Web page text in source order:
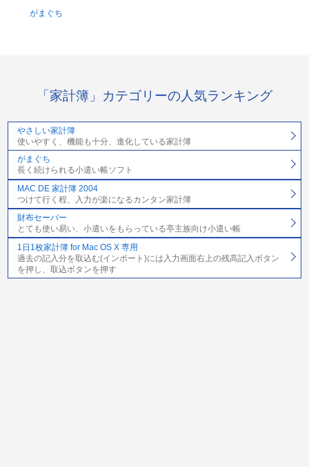
がまぐち
「家計簿」カテゴリーの人気ランキング
やさしい家計簿
使いやすく、機能も十分、進化している家計簿
がまぐち
長く続けられる小遣い帳ソフト
MAC DE 家計簿 2004
つけて行く程、入力が楽になるカンタン家計簿
財布セーバー
とても使い易い、小遣いをもらっている亭主族向け小遣い帳
1日1枚家計簿 for Mac OS X 専用
過去の記入分を取込む(インポート)には入力画面右上の残高記入ボタン
を押し、取込ボタンを押す